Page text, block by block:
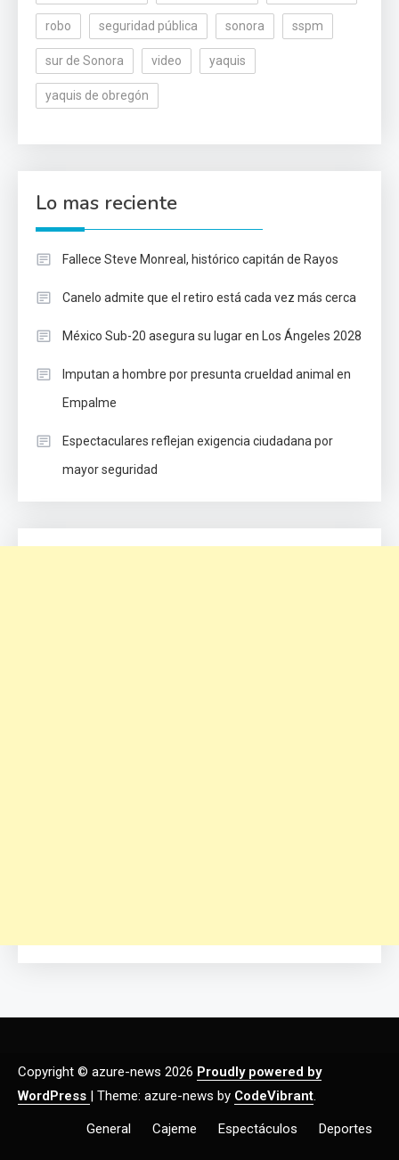
robo seguridad pública sonora sspm
sur de Sonora video yaquis
yaquis de obregón
Lo mas reciente
Fallece Steve Monreal, histórico capitán de Rayos
Canelo admite que el retiro está cada vez más cerca
México Sub-20 asegura su lugar en Los Ángeles 2028
Imputan a hombre por presunta crueldad animal en
Empalme
Espectaculares reflejan exigencia ciudadana por
mayor seguridad
Copyright © azure-news 2026 Proudly powered by
WordPress
Theme: azure-news by CodeVibrant.
General Cajeme Espectáculos Deportes